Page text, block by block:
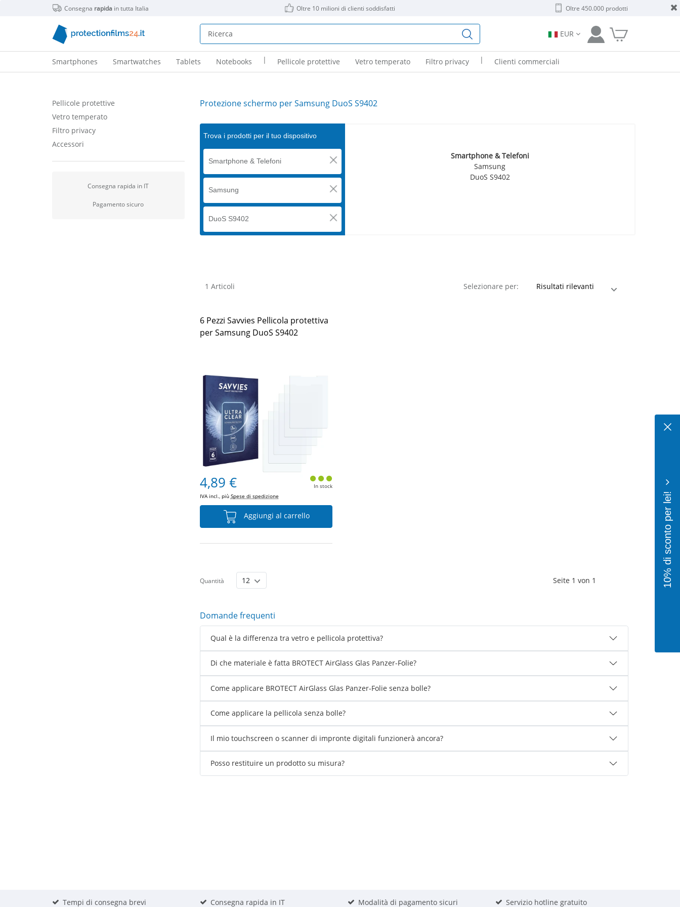
Consegna rapidain tutta Italia Oltre 10 milioni di clienti soddisfatti Oltre 450.000 prodotti
EUR
Smartphones Smartwatches Tablets Notebooks | Pellicole protettive Vetro temperato Filtro privacy | Clienti commerciali
Pellicole protettive
Vetro temperato
Filtro privacy
Accessori
Consegna rapida in IT
Pagamento sicuro
Protezione schermo per Samsung DuoS S9402
Trova i prodotti per il tuo dispositivo
Smartphone & Telefoni
Samsung
DuoS S9402
Smartphone & Telefoni
Samsung
DuoS S9402
1 Articoli Selezionare per:
6 Pezzi Savvies Pellicola protettiva
per Samsung DuoS S9402
4,89 €
IVA incl., più Spese di spedizione
In stock
Aggiungi al carrello
Quantità Seite 1 von 1
Domande frequenti
Qual è la differenza tra vetro e pellicola protettiva?
Di che materiale è fatta BROTECT AirGlass Glas Panzer-Folie?
Come applicare BROTECT AirGlass Glas Panzer-Folie senza bolle?
Come applicare la pellicola senza bolle?
Il mio touchscreen o scanner di impronte digitali funzionerà ancora?
Posso restituire un prodotto su misura?
Tempi di consegna brevi Consegna rapida in IT Modalità di pagamento sicuri Servizio hotline gratuito
10% di sconto per lei!